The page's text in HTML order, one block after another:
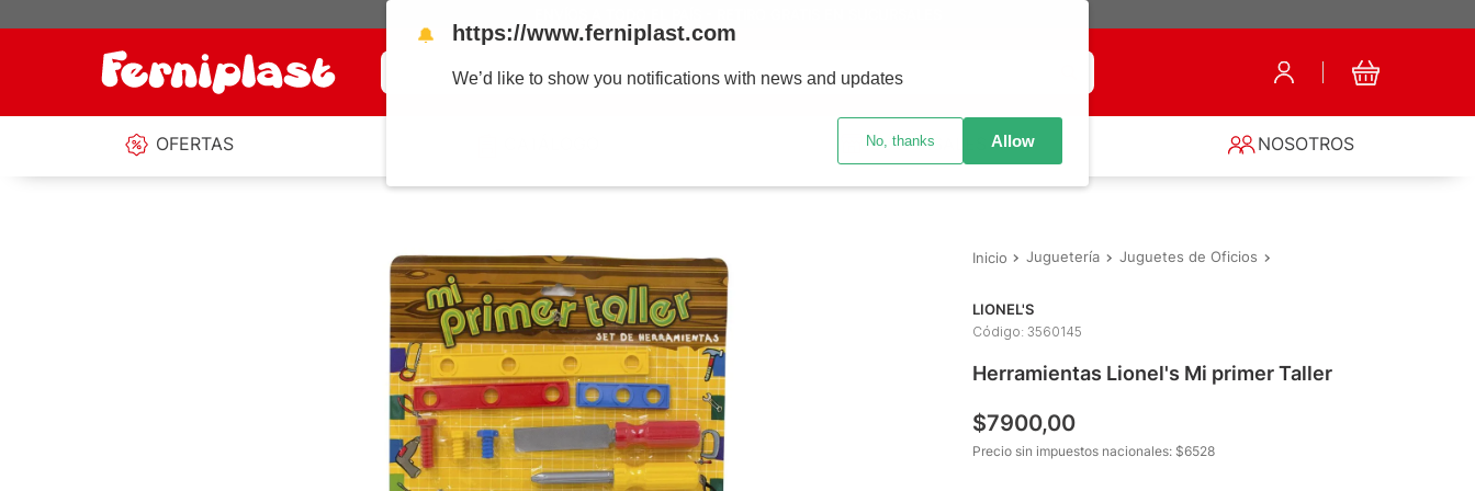
¿Qué estás buscando?
OFERTAS SUCURSALES NOSOTROS
Juguetería Juguetes de Oficios
LIONEL'S
Código: 3560145
Herramientas Lionel's Mi primer Taller
$7900,00
Precio sin impuestos nacionales: $6528
🔔 https://www.ferniplast.com
We’d like to show you notifications with news and updates
No, thanks Allow